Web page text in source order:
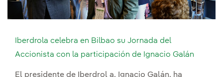
Iberdrola celebra en Bilbao su Jornada del
Accionista con la participación de Ignacio Galán
El presidente de Iberdrol a, Ignacio Galán, ha